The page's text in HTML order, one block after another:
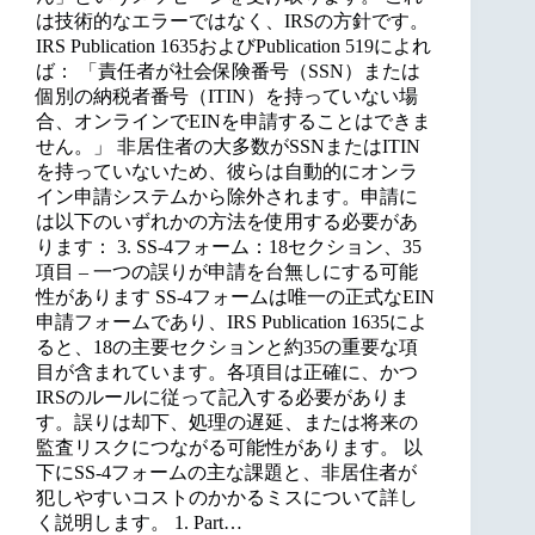
は技術的なエラーではなく、IRSの方針です。
IRS Publication 1635およびPublication 519によれ
ば： 「責任者が社会保険番号（SSN）または
個別の納税者番号（ITIN）を持っていない場
合、オンラインでEINを申請することはできま
せん。」 非居住者の大多数がSSNまたはITIN
を持っていないため、彼らは自動的にオンラ
イン申請システムから除外されます。申請に
は以下のいずれかの方法を使用する必要があ
ります： 3. SS-4フォーム：18セクション、35
項目 – 一つの誤りが申請を台無しにする可能
性があります SS-4フォームは唯一の正式なEIN
申請フォームであり、IRS Publication 1635によ
ると、18の主要セクションと約35の重要な項
目が含まれています。各項目は正確に、かつ
IRSのルールに従って記入する必要がありま
す。誤りは却下、処理の遅延、または将来の
監査リスクにつながる可能性があります。 以
下にSS-4フォームの主な課題と、非居住者が
犯しやすいコストのかかるミスについて詳し
く説明します。 1. Part…